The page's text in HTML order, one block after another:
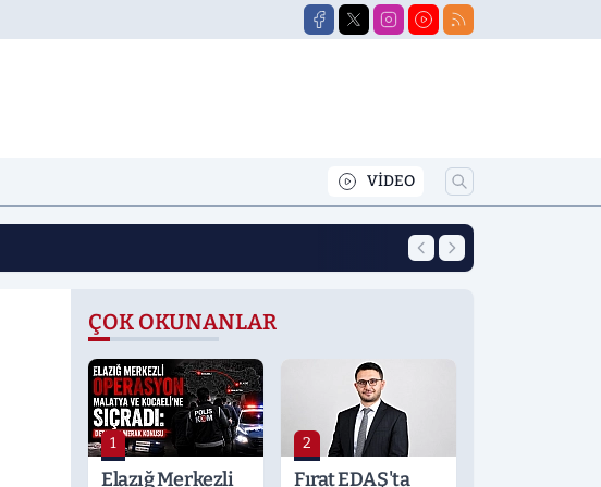
VİDEO
10:47 Elazığlı
ÇOK OKUNANLAR
1
Elazığ Merkezli
2
Fırat EDAŞ'ta